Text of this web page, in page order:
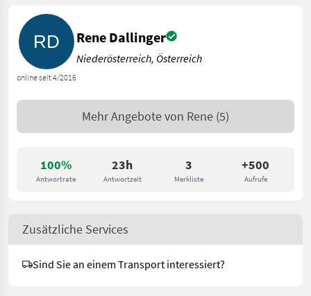
100%
Antwortrate
23h
Antwortzeit
3
Merkliste
+500
Aufrufe
online seit 4/2016
Rene Dallinger
Niederösterreich, Österreich
Mehr Angebote von Rene (5)
Zusätzliche Services
Sind Sie an einem Transport interessiert?